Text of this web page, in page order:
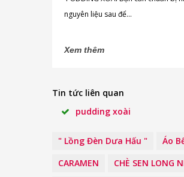
nguyên liệu sau để...
Xem thêm
Tin tức liên quan
pudding xoài
" Lồng Đèn Dưa Hấu "
Áo
CARAMEN
CHÈ SEN LONG